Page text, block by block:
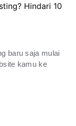
Hindari 10
baru saja mulai
kamu ke